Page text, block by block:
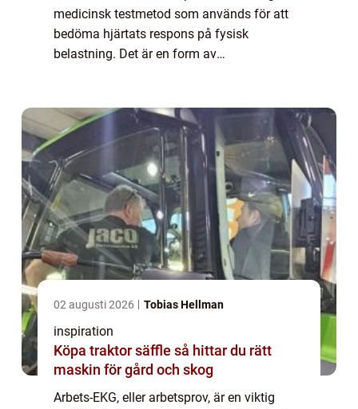
medicinsk testmetod som används för att
bedöma hjärtats respons på fysisk
belastning. Det är en form av
artikel kommer vi...
02 augusti 2026 Tobias Hellman
inspiration
Köpa traktor säffle så hittar du rätt
maskin för gård och skog
Arbets-EKG, eller arbetsprov, är en viktig